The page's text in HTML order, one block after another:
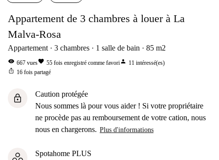
Appartement de 3 chambres à louer à La
Malva-Rosa
Appartement 3 chambres 1 salle de bain 85 m2
visibility 667 vuesfavorite 55 fois enregistré comme favoriperson 11 intéressé(es)
ios_share 16 fois partagé
lock
Caution protégée
Nous sommes là pour vous aider ! Si votre propriétaire
ne procède pas au remboursement de votre cation, nous
nous en chargerons. Plus d'informations
Spotahome PLUS